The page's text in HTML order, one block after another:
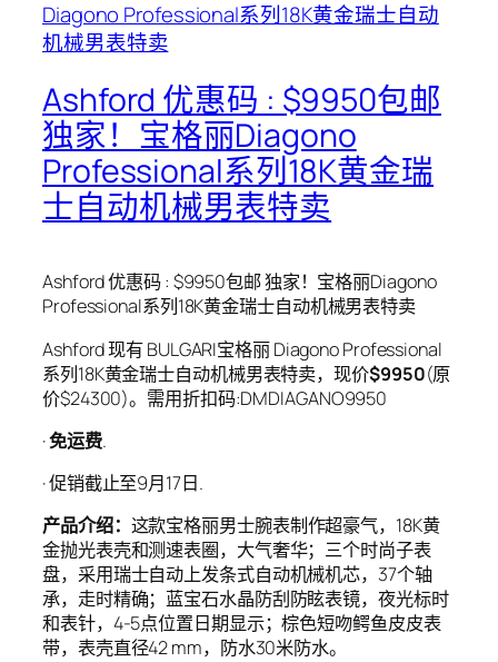
Ashford 优惠码 : $9950包邮
独家！宝格丽Diagono
Professional系列18K黄金瑞
士自动机械男表特卖
Ashford 优惠码 : $9950包邮 独家！宝格丽Diagono
Professional系列18K黄金瑞士自动机械男表特卖
Ashford 现有 BULGARI宝格丽 Diagono Professional
系列18K黄金瑞士自动机械男表特卖，现价$9950(原
价$24300)。需用折扣码:DMDIAGANO9950
·免运费.
· 促销截止至9月17日.
产品介绍： 这款宝格丽男士腕表制作超豪气，18K黄
金抛光表壳和测速表圈，大气奢华；三个时尚子表
盘，采用瑞士自动上发条式自动机械机芯，37个轴
承，走时精确；蓝宝石水晶防刮防眩表镜，夜光标时
和表针，4-5点位置日期显示；棕色短吻鳄鱼皮皮表
带，表壳直径42 mm，防水30米防水。